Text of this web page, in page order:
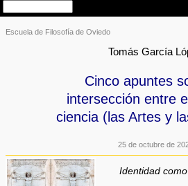
Escuela de Filosofía de Oviedo
Tomás García
Cinco apuntes
intersección entre
ciencia (las Artes y
25 de octubre de
Identidad